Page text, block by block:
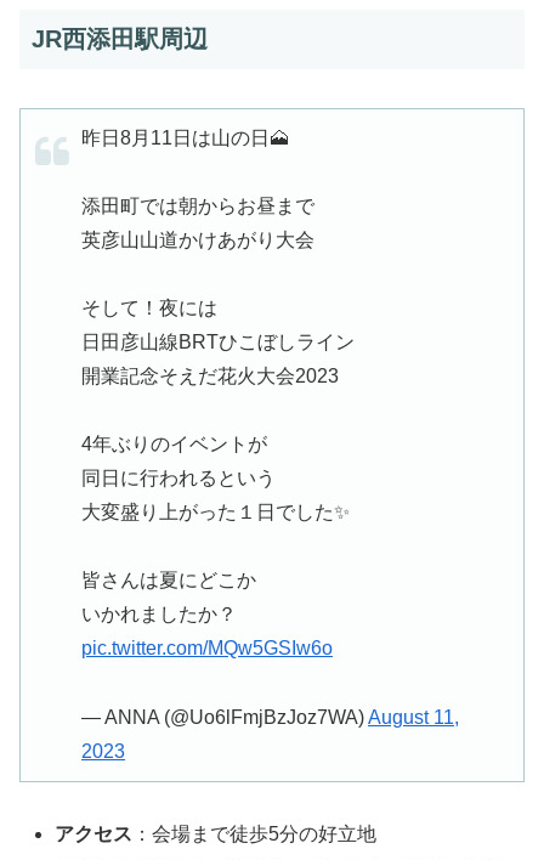
JR西添田駅周辺
昨日8月11日は山の日🗻
添田町では朝からお昼まで
英彦山山道かけあがり大会
そして！夜には
日田彦山線BRTひこぼしライン
開業記念そえだ花火大会2023
4年ぶりのイベントが
同日に行われるという
大変盛り上がった１日でした✨
皆さんは夏にどこか
いかれましたか？
pic.twitter.com/MQw5GSIw6o
— ANNA (@Uo6lFmjBzJoz7WA)August 11,
2023
アクセス ：会場まで徒歩5分の好立地